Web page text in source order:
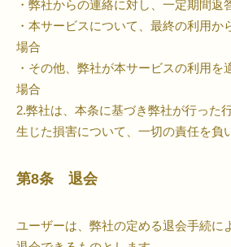
・弊社からの連絡に対し、一定期間返
・本サービスについて、最終の利用か
場合
・その他、弊社が本サービスの利用を
場合
2.弊社は、本条に基づき弊社が行った
生じた損害について、一切の責任を負
第8条 退会
ユーザーは、弊社の定める退会手続に